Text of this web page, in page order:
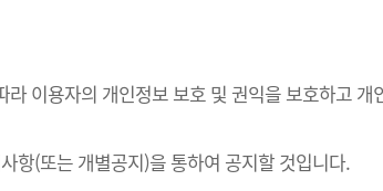
이용자의 개인정보 보호 및 권익을 보호하고
항(또는 개별공지)을 통하여 공지할 것입니다.